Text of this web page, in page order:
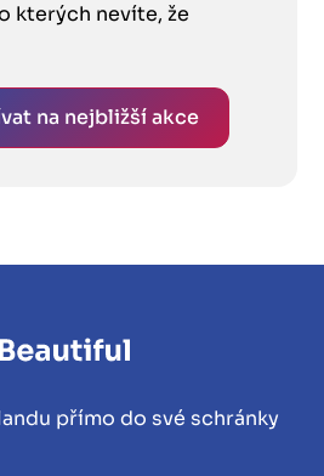
kterých nevíte, že
na nejbližší akce
přímo do své schránky